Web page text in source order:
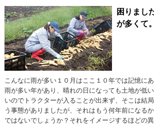
困りまし
が多くて。
こんなに雨が多い１０月はここ１０年では記憶に
雨が多い年があり、晴れの日になっても土地が低
いのでトラクターが入ることが出来ず、そこは結
う事態がありましたが、それはもう何年前になる
ではないでしょうか？それをイメージするほどの異